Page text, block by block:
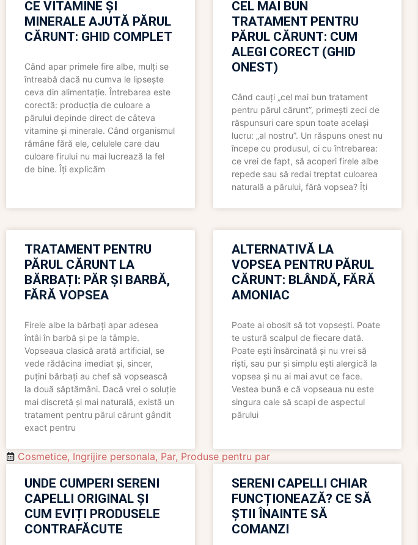
CE VITAMINE ȘI
MINERALE AJUTĂ PĂRUL
CĂRUNT: GHID COMPLET
Când apar primele fire albe, mulți se
întreabă dacă nu cumva le lipsește
ceva din alimentație. Întrebarea este
corectă: producția de culoare a
părului depinde direct de câteva
vitamine și minerale. Când organismul
rămâne fără ele, celulele care dau
culoare firului nu mai lucrează la fel
de bine. Îți explicăm
CEL MAI BUN
TRATAMENT PENTRU
PĂRUL CĂRUNT: CUM
ALEGI CORECT (GHID
ONEST)
Când cauți „cel mai bun tratament
pentru părul cărunt”, primești zeci de
răspunsuri care spun toate același
lucru: „al nostru”. Un răspuns onest nu
începe cu produsul, ci cu întrebarea:
ce vrei de fapt, să acoperi firele albe
repede sau să redai treptat culoarea
naturală a părului, fără vopsea? Îți
TRATAMENT PENTRU
PĂRUL CĂRUNT LA
BĂRBAȚI: PĂR ȘI BARBĂ,
FĂRĂ VOPSEA
Firele albe la bărbați apar adesea
întâi în barbă și pe la tâmple.
Vopseaua clasică arată artificial, se
vede rădăcina imediat și, sincer,
puțini bărbați au chef să vopsească
la două săptămâni. Dacă vrei o soluție
mai discretă și mai naturală, există un
tratament pentru părul cărunt gândit
exact pentru
ALTERNATIVĂ LA
VOPSEA PENTRU PĂRUL
CĂRUNT: BLÂNDĂ, FĂRĂ
AMONIAC
Poate ai obosit să tot vopsești. Poate
te ustură scalpul de fiecare dată.
Poate ești însărcinată și nu vrei să
riști, sau pur și simplu ești alergică la
vopsea și nu ai mai avut ce face.
Vestea bună e că vopseaua nu este
singura cale să scapi de aspectul
părului
Cosmetice, Ingrijire personala, Par, Produse pentru par
UNDE CUMPERI SERENI
CAPELLI ORIGINAL ȘI
CUM EVIȚI PRODUSELE
CONTRAFĂCUTE
SERENI CAPELLI CHIAR
FUNCȚIONEAZĂ? CE SĂ
ȘTII ÎNAINTE SĂ
COMANZI